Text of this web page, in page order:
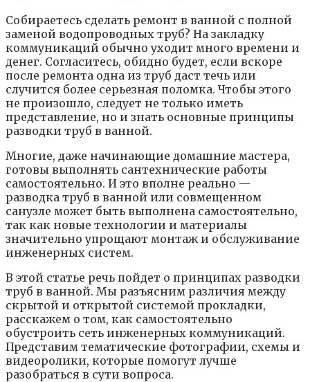
Собираетесь сделать ремонт в ванной с полной
заменой водопроводных труб? На закладку
коммуникаций обычно уходит много времени и
денег. Согласитесь, обидно будет, если вскоре
после ремонта одна из труб даст течь или
случится более серьезная поломка. Чтобы этого
не произошло, следует не только иметь
представление, но и знать основные принципы
разводки труб в ванной.
Многие, даже начинающие домашние мастера,
готовы выполнять сантехнические работы
самостоятельно. И это вполне реально —
разводка труб в ванной или совмещенном
санузле может быть выполнена самостоятельно,
так как новые технологии и материалы
значительно упрощают монтаж и обслуживание
инженерных систем.
В этой статье речь пойдет о принципах разводки
труб в ванной. Мы разъясним различия между
скрытой и открытой системой прокладки,
расскажем о том, как самостоятельно
обустроить сеть инженерных коммуникаций.
Представим тематические фотографии, схемы и
видеоролики, которые помогут лучше
разобраться в сути вопроса.